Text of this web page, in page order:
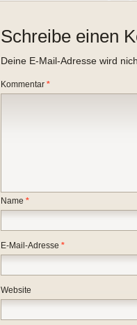
Schreibe einen
Deine E-Mail-Adresse wird
Kommentar *
Name *
E-Mail-Adresse *
Website